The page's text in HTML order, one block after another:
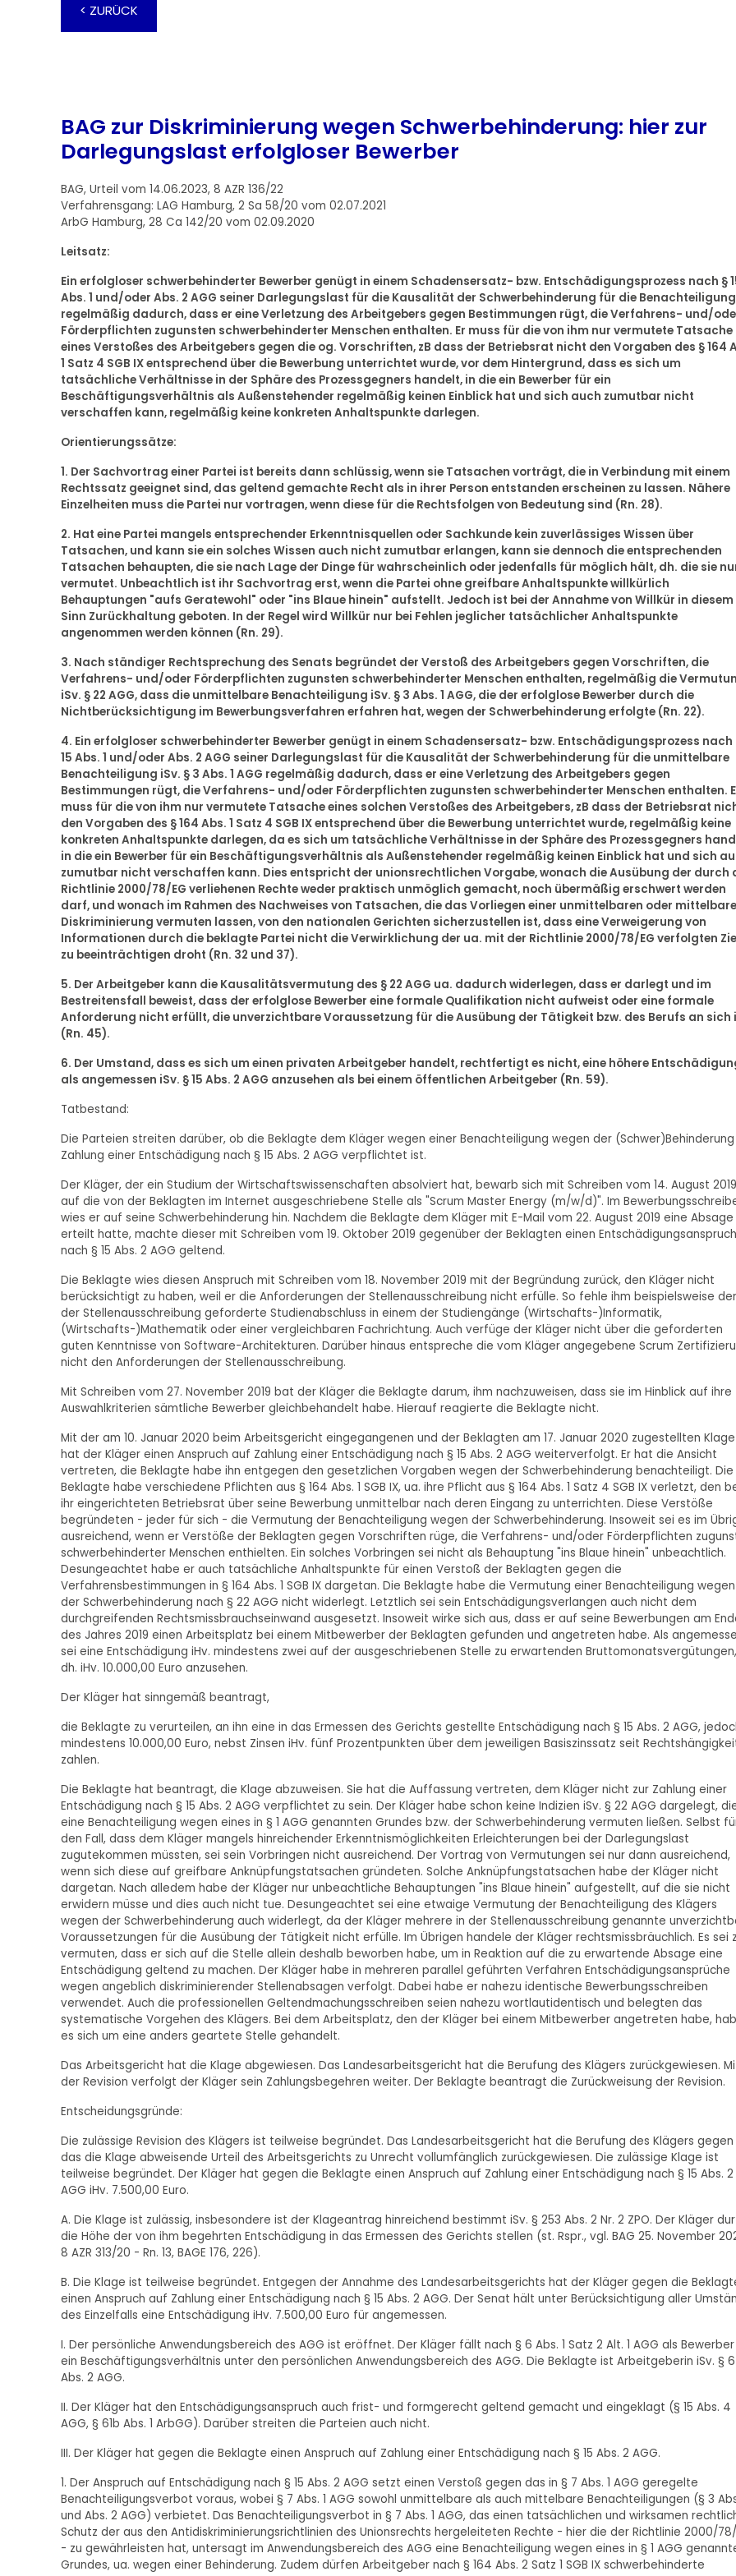
< ZURÜCK
BAG zur Diskriminierung wegen Schwerbehinderung: hier zur
Darlegungslast erfolgloser Bewerber
BAG, Urteil vom 14.06.2023, 8 AZR 136/22
Verfahrensgang: LAG Hamburg, 2 Sa 58/20 vom 02.07.2021
ArbG Hamburg, 28 Ca 142/20 vom 02.09.2020
Leitsatz:
Ein erfolgloser schwerbehinderter Bewerber genügt in einem Schadensersatz- bzw. Entschädigungsprozess nach §
Abs. 1 und/oder Abs. 2 AGG seiner Darlegungslast für die Kausalität der Schwerbehinderung für die Benachteiligung
regelmäßig dadurch, dass er eine Verletzung des Arbeitgebers gegen Bestimmungen rügt, die Verfahrens- und/
Förderpflichten zugunsten schwerbehinderter Menschen enthalten. Er muss für die von ihm nur vermutete Tatsache
eines Verstoßes des Arbeitgebers gegen die og. Vorschriften, zB dass der Betriebsrat nicht den Vorgaben des § 164
1 Satz 4 SGB IX entsprechend über die Bewerbung unterrichtet wurde, vor dem Hintergrund, dass es sich um
tatsächliche Verhältnisse in der Sphäre des Prozessgegners handelt, in die ein Bewerber für ein
Beschäftigungsverhältnis als Außenstehender regelmäßig keinen Einblick hat und sich auch zumutbar nicht
verschaffen kann, regelmäßig keine konkreten Anhaltspunkte darlegen.
Orientierungssätze:
1. Der Sachvortrag einer Partei ist bereits dann schlüssig, wenn sie Tatsachen vorträgt, die in Verbindung mit einem
Rechtssatz geeignet sind, das geltend gemachte Recht als in ihrer Person entstanden erscheinen zu lassen. Nähere
Einzelheiten muss die Partei nur vortragen, wenn diese für die Rechtsfolgen von Bedeutung sind (Rn. 28).
2. Hat eine Partei mangels entsprechender Erkenntnisquellen oder Sachkunde kein zuverlässiges Wissen über
Tatsachen, und kann sie ein solches Wissen auch nicht zumutbar erlangen, kann sie dennoch die entsprechenden
Tatsachen behaupten, die sie nach Lage der Dinge für wahrscheinlich oder jedenfalls für möglich hält, dh. die sie
vermutet. Unbeachtlich ist ihr Sachvortrag erst, wenn die Partei ohne greifbare Anhaltspunkte willkürlich
Behauptungen "aufs Geratewohl" oder "ins Blaue hinein" aufstellt. Jedoch ist bei der Annahme von Willkür in diesem
Sinn Zurückhaltung geboten. In der Regel wird Willkür nur bei Fehlen jeglicher tatsächlicher Anhaltspunkte
angenommen werden können (Rn. 29).
3. Nach ständiger Rechtsprechung des Senats begründet der Verstoß des Arbeitgebers gegen Vorschriften, die
Verfahrens- und/oder Förderpflichten zugunsten schwerbehinderter Menschen enthalten, regelmäßig die
iSv. § 22 AGG, dass die unmittelbare Benachteiligung iSv. § 3 Abs. 1 AGG, die der erfolglose Bewerber durch die
Nichtberücksichtigung im Bewerbungsverfahren erfahren hat, wegen der Schwerbehinderung erfolgte (Rn. 22).
4. Ein erfolgloser schwerbehinderter Bewerber genügt in einem Schadensersatz- bzw. Entschädigungsprozess nach
15 Abs. 1 und/oder Abs. 2 AGG seiner Darlegungslast für die Kausalität der Schwerbehinderung für die unmittelbare
Benachteiligung iSv. § 3 Abs. 1 AGG regelmäßig dadurch, dass er eine Verletzung des Arbeitgebers gegen
Bestimmungen rügt, die Verfahrens- und/oder Förderpflichten zugunsten schwerbehinderter Menschen enthalten.
muss für die von ihm nur vermutete Tatsache eines solchen Verstoßes des Arbeitgebers, zB dass der Betriebsrat
den Vorgaben des § 164 Abs. 1 Satz 4 SGB IX entsprechend über die Bewerbung unterrichtet wurde, regelmäßig keine
konkreten Anhaltspunkte darlegen, da es sich um tatsächliche Verhältnisse in der Sphäre des Prozessgegners
in die ein Bewerber für ein Beschäftigungsverhältnis als Außenstehender regelmäßig keinen Einblick hat und sich
zumutbar nicht verschaffen kann. Dies entspricht der unionsrechtlichen Vorgabe, wonach die Ausübung der durch
Richtlinie 2000/78/EG verliehenen Rechte weder praktisch unmöglich gemacht, noch übermäßig erschwert werden
darf, und wonach im Rahmen des Nachweises von Tatsachen, die das Vorliegen einer unmittelbaren oder
Diskriminierung vermuten lassen, von den nationalen Gerichten sicherzustellen ist, dass eine Verweigerung von
Informationen durch die beklagte Partei nicht die Verwirklichung der ua. mit der Richtlinie 2000/78/EG verfolgten
zu beeinträchtigen droht (Rn. 32 und 37).
5. Der Arbeitgeber kann die Kausalitätsvermutung des § 22 AGG ua. dadurch widerlegen, dass er darlegt und im
Bestreitensfall beweist, dass der erfolglose Bewerber eine formale Qualifikation nicht aufweist oder eine formale
Anforderung nicht erfüllt, die unverzichtbare Voraussetzung für die Ausübung der Tätigkeit bzw. des Berufs an sich
(Rn. 45).
6. Der Umstand, dass es sich um einen privaten Arbeitgeber handelt, rechtfertigt es nicht, eine höhere
als angemessen iSv. § 15 Abs. 2 AGG anzusehen als bei einem öffentlichen Arbeitgeber (Rn. 59).
Tatbestand:
Die Parteien streiten darüber, ob die Beklagte dem Kläger wegen einer Benachteiligung wegen der (Schwer)Behinderung
Zahlung einer Entschädigung nach § 15 Abs. 2 AGG verpflichtet ist.
Der Kläger, der ein Studium der Wirtschaftswissenschaften absolviert hat, bewarb sich mit Schreiben vom 14. August 2019
auf die von der Beklagten im Internet ausgeschriebene Stelle als "Scrum Master Energy (m/w/d)". Im
wies er auf seine Schwerbehinderung hin. Nachdem die Beklagte dem Kläger mit E-Mail vom 22. August 2019 eine Absage
erteilt hatte, machte dieser mit Schreiben vom 19. Oktober 2019 gegenüber der Beklagten einen Entschädigungsanspruch
nach § 15 Abs. 2 AGG geltend.
Die Beklagte wies diesen Anspruch mit Schreiben vom 18. November 2019 mit der Begründung zurück, den Kläger nicht
berücksichtigt zu haben, weil er die Anforderungen der Stellenausschreibung nicht erfülle. So fehle ihm beispielsweise
der Stellenausschreibung geforderte Studienabschluss in einem der Studiengänge (Wirtschafts-)Informatik,
(Wirtschafts-)Mathematik oder einer vergleichbaren Fachrichtung. Auch verfüge der Kläger nicht über die geforderten
guten Kenntnisse von Software-Architekturen. Darüber hinaus entspreche die vom Kläger angegebene Scrum
nicht den Anforderungen der Stellenausschreibung.
Mit Schreiben vom 27. November 2019 bat der Kläger die Beklagte darum, ihm nachzuweisen, dass sie im Hinblick auf ihre
Auswahlkriterien sämtliche Bewerber gleichbehandelt habe. Hierauf reagierte die Beklagte nicht.
Mit der am 10. Januar 2020 beim Arbeitsgericht eingegangenen und der Beklagten am 17. Januar 2020 zugestellten Klage
hat der Kläger einen Anspruch auf Zahlung einer Entschädigung nach § 15 Abs. 2 AGG weiterverfolgt. Er hat die Ansicht
vertreten, die Beklagte habe ihn entgegen den gesetzlichen Vorgaben wegen der Schwerbehinderung benachteiligt. Die
Beklagte habe verschiedene Pflichten aus § 164 Abs. 1 SGB IX, ua. ihre Pflicht aus § 164 Abs. 1 Satz 4 SGB IX verletzt, den
ihr eingerichteten Betriebsrat über seine Bewerbung unmittelbar nach deren Eingang zu unterrichten. Diese Verstöße
begründeten - jeder für sich - die Vermutung der Benachteiligung wegen der Schwerbehinderung. Insoweit sei es im
ausreichend, wenn er Verstöße der Beklagten gegen Vorschriften rüge, die Verfahrens- und/oder Förderpflichten
schwerbehinderter Menschen enthielten. Ein solches Vorbringen sei nicht als Behauptung "ins Blaue hinein" unbeachtlich.
Desungeachtet habe er auch tatsächliche Anhaltspunkte für einen Verstoß der Beklagten gegen die
Verfahrensbestimmungen in § 164 Abs. 1 SGB IX dargetan. Die Beklagte habe die Vermutung einer Benachteiligung wegen
der Schwerbehinderung nach § 22 AGG nicht widerlegt. Letztlich sei sein Entschädigungsverlangen auch nicht dem
durchgreifenden Rechtsmissbrauchseinwand ausgesetzt. Insoweit wirke sich aus, dass er auf seine Bewerbungen am
des Jahres 2019 einen Arbeitsplatz bei einem Mitbewerber der Beklagten gefunden und angetreten habe. Als
sei eine Entschädigung iHv. mindestens zwei auf der ausgeschriebenen Stelle zu erwartenden Bruttomonatsvergütungen,
dh. iHv. 10.000,00 Euro anzusehen.
Der Kläger hat sinngemäß beantragt,
die Beklagte zu verurteilen, an ihn eine in das Ermessen des Gerichts gestellte Entschädigung nach § 15 Abs. 2 AGG,
mindestens 10.000,00 Euro, nebst Zinsen iHv. fünf Prozentpunkten über dem jeweiligen Basiszinssatz seit
zahlen.
Die Beklagte hat beantragt, die Klage abzuweisen. Sie hat die Auffassung vertreten, dem Kläger nicht zur Zahlung einer
Entschädigung nach § 15 Abs. 2 AGG verpflichtet zu sein. Der Kläger habe schon keine Indizien iSv. § 22 AGG dargelegt,
eine Benachteiligung wegen eines in § 1 AGG genannten Grundes bzw. der Schwerbehinderung vermuten ließen. Selbst
den Fall, dass dem Kläger mangels hinreichender Erkenntnismöglichkeiten Erleichterungen bei der Darlegungslast
zugutekommen müssten, sei sein Vorbringen nicht ausreichend. Der Vortrag von Vermutungen sei nur dann ausreichend,
wenn sich diese auf greifbare Anknüpfungstatsachen gründeten. Solche Anknüpfungstatsachen habe der Kläger nicht
dargetan. Nach alledem habe der Kläger nur unbeachtliche Behauptungen "ins Blaue hinein" aufgestellt, auf die sie nicht
erwidern müsse und dies auch nicht tue. Desungeachtet sei eine etwaige Vermutung der Benachteiligung des Klägers
wegen der Schwerbehinderung auch widerlegt, da der Kläger mehrere in der Stellenausschreibung genannte
Voraussetzungen für die Ausübung der Tätigkeit nicht erfülle. Im Übrigen handele der Kläger rechtsmissbräuchlich. Es sei
vermuten, dass er sich auf die Stelle allein deshalb beworben habe, um in Reaktion auf die zu erwartende Absage eine
Entschädigung geltend zu machen. Der Kläger habe in mehreren parallel geführten Verfahren Entschädigungsansprüche
wegen angeblich diskriminierender Stellenabsagen verfolgt. Dabei habe er nahezu identische Bewerbungsschreiben
verwendet. Auch die professionellen Geltendmachungsschreiben seien nahezu wortlautidentisch und belegten das
systematische Vorgehen des Klägers. Bei dem Arbeitsplatz, den der Kläger bei einem Mitbewerber angetreten habe,
es sich um eine anders geartete Stelle gehandelt.
Das Arbeitsgericht hat die Klage abgewiesen. Das Landesarbeitsgericht hat die Berufung des Klägers zurückgewiesen.
der Revision verfolgt der Kläger sein Zahlungsbegehren weiter. Der Beklagte beantragt die Zurückweisung der Revision.
Entscheidungsgründe:
Die zulässige Revision des Klägers ist teilweise begründet. Das Landesarbeitsgericht hat die Berufung des Klägers gegen
das die Klage abweisende Urteil des Arbeitsgerichts zu Unrecht vollumfänglich zurückgewiesen. Die zulässige Klage ist
teilweise begründet. Der Kläger hat gegen die Beklagte einen Anspruch auf Zahlung einer Entschädigung nach § 15 Abs. 2
AGG iHv. 7.500,00 Euro.
A. Die Klage ist zulässig, insbesondere ist der Klageantrag hinreichend bestimmt iSv. § 253 Abs. 2 Nr. 2 ZPO. Der Kläger
die Höhe der von ihm begehrten Entschädigung in das Ermessen des Gerichts stellen (st. Rspr., vgl. BAG 25. November
8 AZR 313/20 - Rn. 13, BAGE 176, 226).
B. Die Klage ist teilweise begründet. Entgegen der Annahme des Landesarbeitsgerichts hat der Kläger gegen die
einen Anspruch auf Zahlung einer Entschädigung nach § 15 Abs. 2 AGG. Der Senat hält unter Berücksichtigung aller
des Einzelfalls eine Entschädigung iHv. 7.500,00 Euro für angemessen.
I. Der persönliche Anwendungsbereich des AGG ist eröffnet. Der Kläger fällt nach § 6 Abs. 1 Satz 2 Alt. 1 AGG als
ein Beschäftigungsverhältnis unter den persönlichen Anwendungsbereich des AGG. Die Beklagte ist Arbeitgeberin iSv. § 6
Abs. 2 AGG.
II. Der Kläger hat den Entschädigungsanspruch auch frist- und formgerecht geltend gemacht und eingeklagt (§ 15 Abs. 4
AGG, § 61b Abs. 1 ArbGG). Darüber streiten die Parteien auch nicht.
III. Der Kläger hat gegen die Beklagte einen Anspruch auf Zahlung einer Entschädigung nach § 15 Abs. 2 AGG.
1. Der Anspruch auf Entschädigung nach § 15 Abs. 2 AGG setzt einen Verstoß gegen das in § 7 Abs. 1 AGG geregelte
Benachteiligungsverbot voraus, wobei § 7 Abs. 1 AGG sowohl unmittelbare als auch mittelbare Benachteiligungen (§ 3
und Abs. 2 AGG) verbietet. Das Benachteiligungsverbot in § 7 Abs. 1 AGG, das einen tatsächlichen und wirksamen
Schutz der aus den Antidiskriminierungsrichtlinien des Unionsrechts hergeleiteten Rechte - hier die der Richtlinie 2000/
- zu gewährleisten hat, untersagt im Anwendungsbereich des AGG eine Benachteiligung wegen eines in § 1 AGG
Grundes, ua. wegen einer Behinderung. Zudem dürfen Arbeitgeber nach § 164 Abs. 2 Satz 1 SGB IX schwerbehinderte